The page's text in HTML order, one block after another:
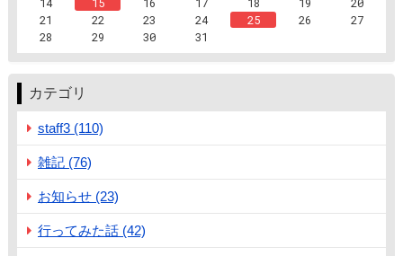
14
15 16 17 18 19
20
21
22 23 24 25 26
27
28
29 30 31
カテゴリ
staff3 (110)
雑記 (76)
お知らせ (23)
行ってみた話 (42)